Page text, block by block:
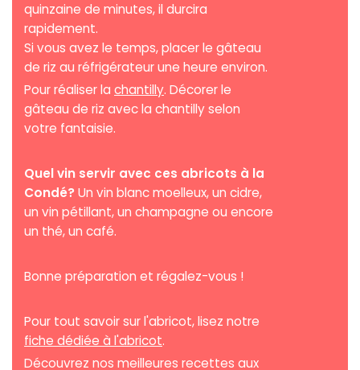
quinzaine de minutes, il durcira
rapidement.
Si vous avez le temps, placer le gâteau
de riz au réfrigérateur une heure environ.
Pour réaliser la chantilly. Décorer le
gâteau de riz avec la chantilly selon
votre fantaisie.
Quel vin servir avec ces abricots à la
Condé? Un vin blanc moelleux, un cidre,
un vin pétillant, un champagne ou encore
un thé, un café.
Bonne préparation et régalez-vous !
Pour tout savoir sur l'abricot, lisez notre
fiche dédiée à l'abricot.
Découvrez nos meilleures recettes aux